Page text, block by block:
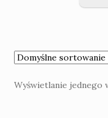
Wyświetlanie jednego